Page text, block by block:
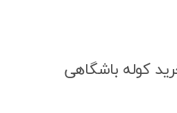
کوله باشگاهی